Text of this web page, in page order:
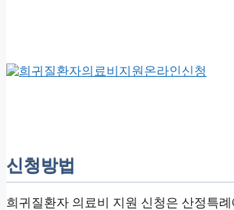
신청방법
희귀질환자 의료비 지원 신청은 산정특